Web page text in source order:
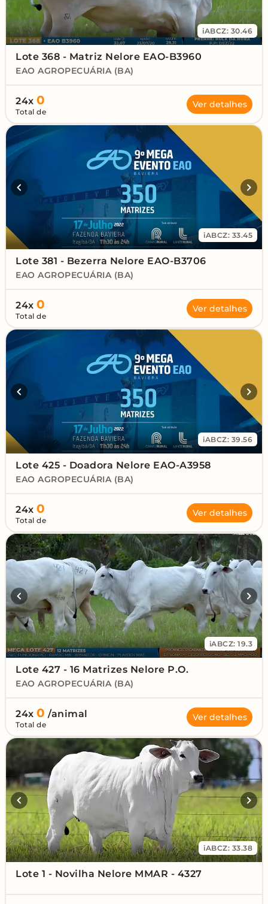
iABCZ: 30.46
Lote 368 - Matriz Nelore EAO-B3960
EAO AGROPECUÁRIA (BA)
24x 0
Total de
Ver detalhes
iABCZ: 33.45
Lote 381 - Bezerra Nelore EAO-B3706
EAO AGROPECUÁRIA (BA)
24x 0
Total de
Ver detalhes
iABCZ: 39.56
Lote 425 - Doadora Nelore EAO-A3958
EAO AGROPECUÁRIA (BA)
24x 0
Total de
Ver detalhes
iABCZ: 19.3
Lote 427 - 16 Matrizes Nelore P.O.
EAO AGROPECUÁRIA (BA)
24x 0 /animal
Total de
Ver detalhes
iABCZ: 33.38
Lote 1 - Novilha Nelore MMAR - 4327